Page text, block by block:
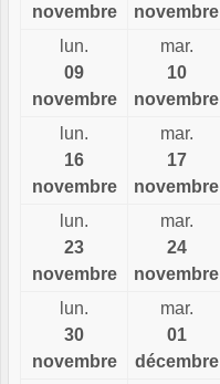
novembre
novembre
lun.
09
novembre
mar.
10
novembre
lun.
16
novembre
mar.
17
novembre
lun.
23
novembre
mar.
24
novembre
lun.
30
novembre
mar.
01
décembre